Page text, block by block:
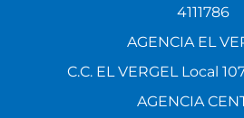
AGENCIA EL
C.C. EL VERGEL Local
AGENCIA
Padre Aguirre y G.